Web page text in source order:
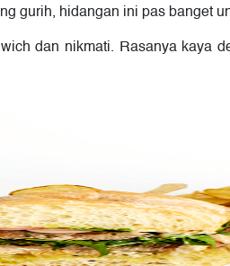
gurih, hidangan ini pas banget
dan nikmati. Rasanya kaya